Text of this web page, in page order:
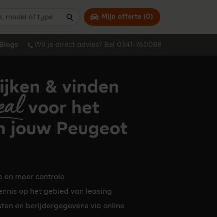
Wil je direct advies? Bel 0341-760088
of type
Zoeken
Mijn offerte (0)
& vinden
voor het
jouw Peugeot
en meer controle
op het gebied van leasing
en berijdergegevens via online